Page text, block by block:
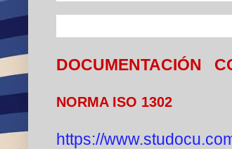
DOCUMENTACIÓN
NORMA ISO 1302
https://